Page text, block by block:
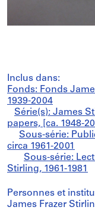
Inclus dans:
Fonds: Fonds
1939-2004
Série(s): James
papers, [ca. 1948-
Sous-série:
circa 1961-2001
Sous-série:
Stirling, 1961-1981
Personnes et
James Frazer